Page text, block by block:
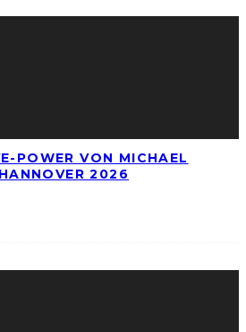
POWER VON MICHAEL
2026